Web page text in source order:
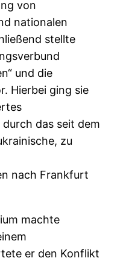
von
nationalen
stellte
und die
Hierbei ging sie
das seit dem
zu
nach Frankfurt
machte
er den Konflikt